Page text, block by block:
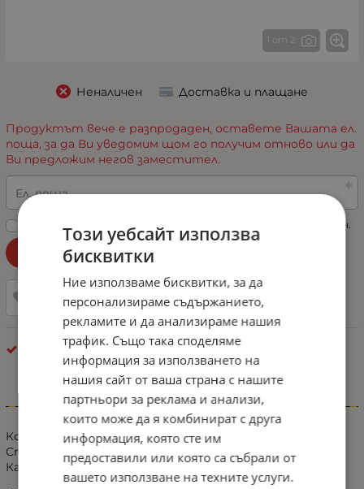
1 от 2
Неналичен Доставка и плащане
Продуктът вече е разпродаден, оставете Вашата ел.
поща, за да Ви уведомим щом го получим отново или да
Ви предложим негов заместител.
Ел. поща
“ и съм съгласен.
Уведоми ме при наличност!
Добави в любими
Габарити - Рогчета
Информация
Комплект от 2 броя LED ЛЕД Гумени Гъвкави Диодни
Странични Рогчета Маркери Габарити Светлини За
Камион Ремарке Каравана Платформа 12V
Този уебсайт използва
бисквитки
Ние използваме бисквитки, за да
персонализираме съдържанието,
рекламите и да анализираме нашия
трафик. Също така споделяме
информация за използването на
нашия сайт от ваша страна с нашите
партньори за реклама и анализи,
които може да я комбинират с друга
информация, която сте им
предоставили или която са събрали от
вашето използване на техните услуги.